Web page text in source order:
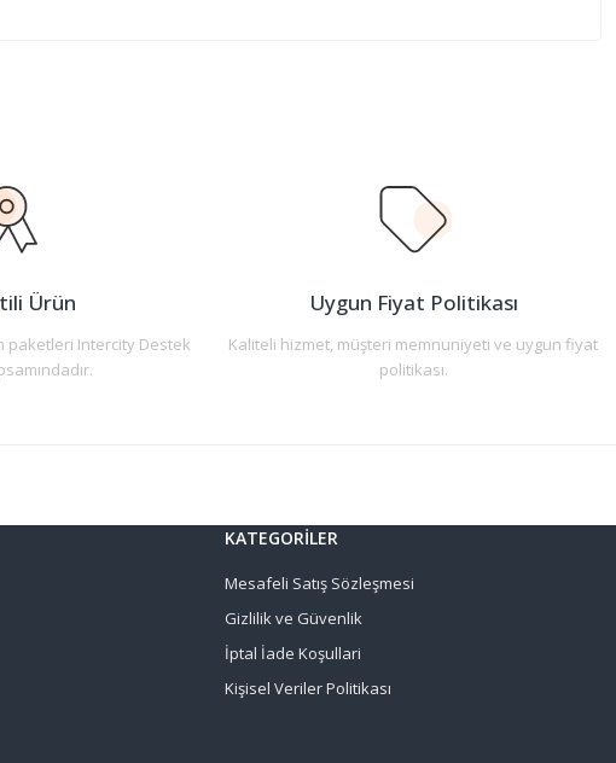
Ürün
paketleri Intercity Destek
Uygun Fiyat Politikası
Kaliteli hizmet, müşteri memnuniyeti ve uygun fiyat
politikası.
KATEGORİLER
Mesafeli Satış Sözleşmesi
Gizlilik ve Güvenlik
İptal İade Koşullari
Kişisel Veriler Politikası